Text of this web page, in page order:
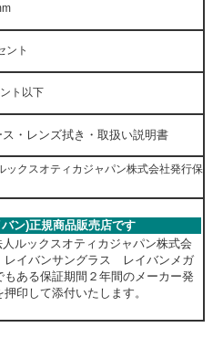
セント
ント以下
・レンズ拭き・取扱い説明書
クスオティカジャパン株式会社発行保
ン)正規商品販売店です
ルックスオティカジャパン株式会
イバンサングラス レイバンメガ
ある保証期間２年間のメーカー発
印して添付いたします。